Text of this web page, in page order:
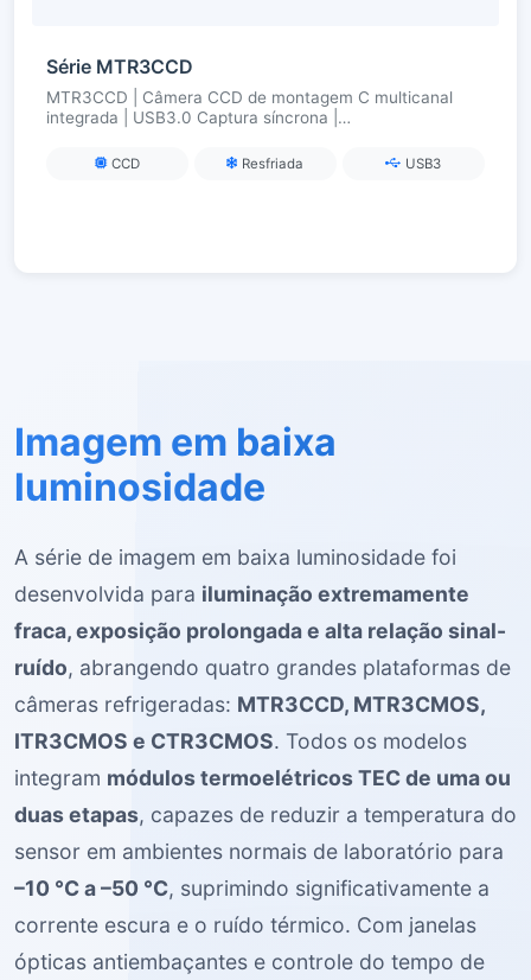
Série MTR3CCD
MTR3CCD | Câmera CCD de montagem C multicanal
integrada | USB3.0 Captura síncrona |
fluorescência multicolor/imagem multibanda
CCD Resfriada USB3
Imagem em baixa
luminosidade
A série de imagem em baixa luminosidade foi
desenvolvida para iluminação extremamente
fraca, exposição prolongada e alta relação sinal-
ruído, abrangendo quatro grandes plataformas de
câmeras refrigeradas: MTR3CCD, MTR3CMOS,
ITR3CMOS e CTR3CMOS. Todos os modelos
integram módulos termoelétricos TEC de uma ou
duas etapas, capazes de reduzir a temperatura do
sensor em ambientes normais de laboratório para
–10 °C a –50 °C, suprimindo significativamente a
corrente escura e o ruído térmico. Com janelas
ópticas antiembaçantes e controle do tempo de